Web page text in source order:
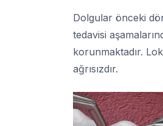
Dolgular önceki
tedavisi
korunmaktadır.
ağrısızdır.